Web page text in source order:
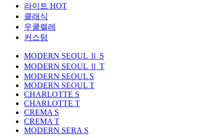
라이트 HOT
클래식
우쿨렐레
커스텀
MODERN SEOUL Ⅱ S
MODERN SEOUL Ⅱ T
MODERN SEOUL S
MODERN SEOUL T
CHARLOTTE S
CHARLOTTE T
CREMA S
CREMA T
MODERN SERA S